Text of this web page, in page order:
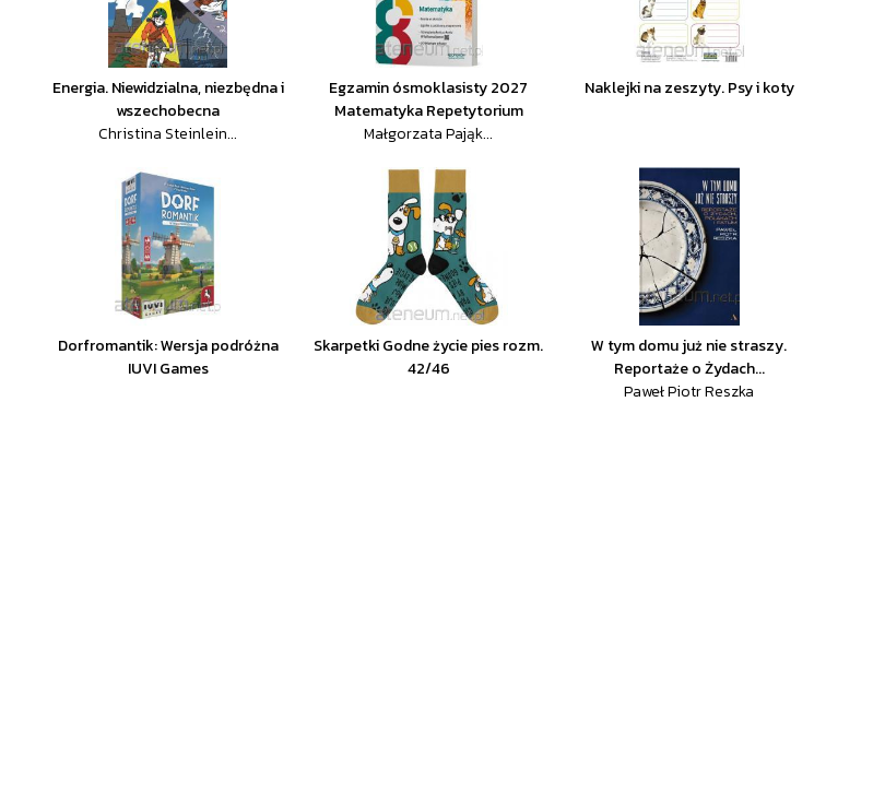
Energia. Niewidzialna, niezbędna i
wszechobecna
Christina Steinlein...
Egzamin ósmoklasisty 2027
Matematyka Repetytorium
Małgorzata Pająk...
Naklejki na zeszyty. Psy i koty
Dorfromantik: Wersja podróżna
IUVI Games
Skarpetki Godne życie pies rozm.
42/46
W tym domu już nie straszy.
Reportaże o Żydach...
Paweł Piotr Reszka